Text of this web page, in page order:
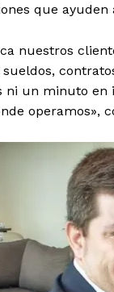
que
nuestros
ni un minuto
operamos»,